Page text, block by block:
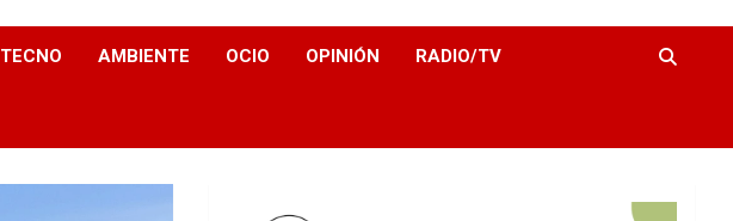
TECNO AMBIENTE OCIO OPINIÓN RADIO/TV